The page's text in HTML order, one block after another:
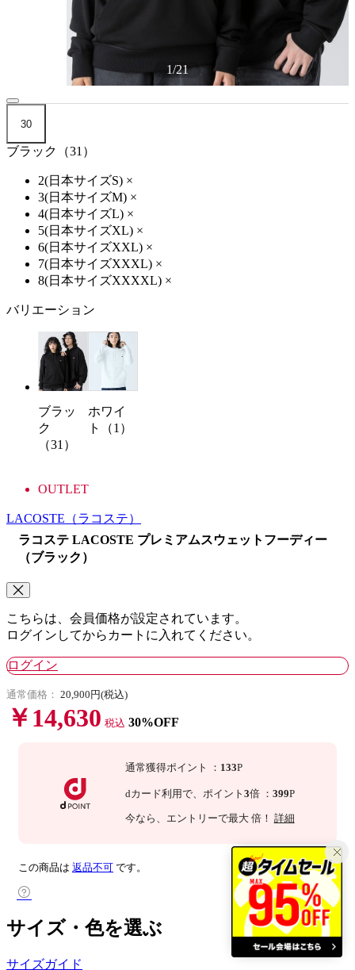
1/21
30
ブラック（31）
2(日本サイズS) ×
3(日本サイズM) ×
4(日本サイズL) ×
5(日本サイズXL) ×
6(日本サイズXXL) ×
7(日本サイズXXXL) ×
8(日本サイズXXXXL) ×
バリエーション
ブラッ
ク
（31）
ホワイ
ト（1）
OUTLET
LACOSTE （ラコステ）
ラコステ LACOSTE プレミアムスウェットフーディー
（ブラック）
こちらは、会員価格が設定されています。
ログインしてからカートに入れてください。
ログイン
通常価格： 20,900円(税込)
￥14,630 税込 30%OFF
通常獲得ポイント ： 133P
dカード利用で、 ポイント 3倍 ： 399P
今なら 、エントリーで最大 倍！ 詳細
この商品は 返品不可 です。
サイズ・色を選ぶ
サイズガイド